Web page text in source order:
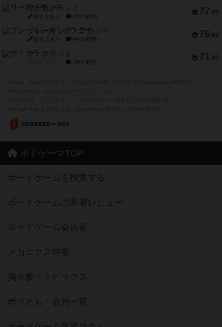
77 PT
リー対グラント
紹介文あり 1件の投稿
75 PT
ブレーキング・アウェイ
紹介文あり 4件の投稿
71 PT
ザ・フラッド
1件の投稿
ボドゲーマTOP
ボードゲームを検索する
ボードゲームの新着レビュー
ボードゲーム会情報
メカニクス特集
掲示板・トピックス
ボドとも・会員一覧